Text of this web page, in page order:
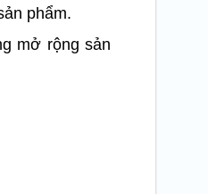
phẩm.
mở rộng sản